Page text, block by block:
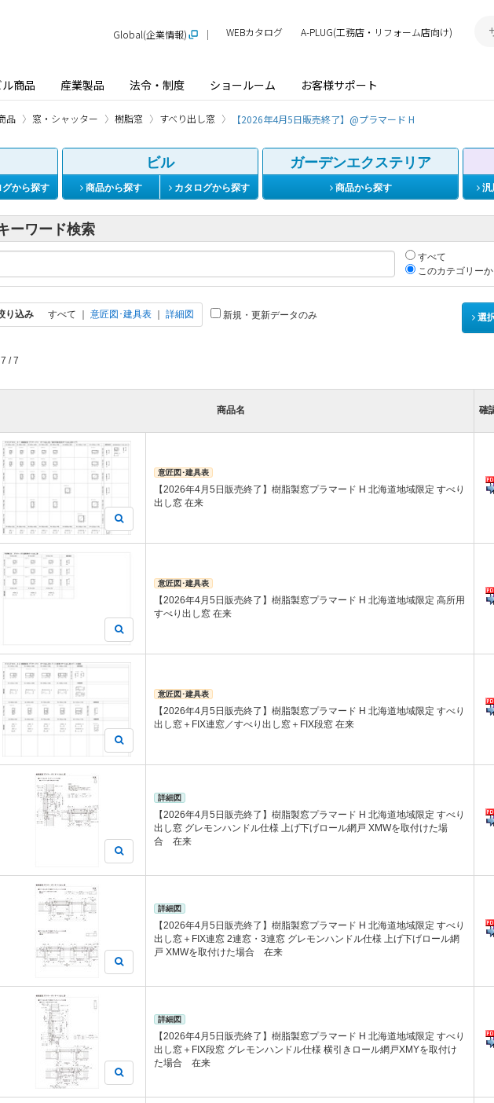
ル商品 産業製品 法令・制度 ショールーム お客様サポート
Global(企業情報) WEBカタログ A-PLUG(工務店・リフォーム店向け)
品 窓・シャッター 樹脂窓 すべり出し窓 【2026年4月5日販売終了】@プラマード H
から探す
ビル
商品から探す カタログから探す
ガーデンエクステリア
商品から探す 汎
ーワード検索
すべて
このカテゴリーか
り込み すべて 意匠図･建具表 詳細図 新規・更新データのみ 選
/ 7
商品名 確
意匠図･建具表
【2026年4月5日販売終了】樹脂製窓プラマード H 北海道地域限定 すべり
出し窓 在来
意匠図･建具表
【2026年4月5日販売終了】樹脂製窓プラマード H 北海道地域限定 高所用
すべり出し窓 在来
意匠図･建具表
【2026年4月5日販売終了】樹脂製窓プラマード H 北海道地域限定 すべり
出し窓＋FIX連窓／すべり出し窓＋FIX段窓 在来
詳細図
【2026年4月5日販売終了】樹脂製窓プラマード H 北海道地域限定 すべり
出し窓 グレモンハンドル仕様 上げ下げロール網戸 XMWを取付けた場
合 在来
詳細図
【2026年4月5日販売終了】樹脂製窓プラマード H 北海道地域限定 すべり
出し窓＋FIX連窓 2連窓・3連窓 グレモンハンドル仕様 上げ下げロール網
戸 XMWを取付けた場合 在来
詳細図
【2026年4月5日販売終了】樹脂製窓プラマード H 北海道地域限定 すべり
出し窓＋FIX段窓 グレモンハンドル仕様 横引きロール網戸XMYを取付け
た場合 在来